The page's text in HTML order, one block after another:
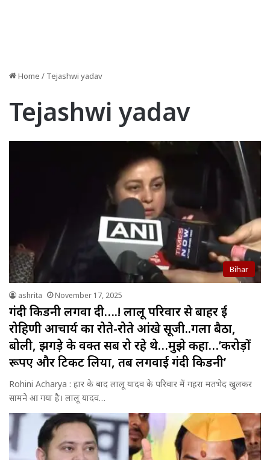
Home / Tejashwi yadav
Tejashwi yadav
Bihar
ashrita November 17, 2025
गंदी किडनी लगवा दी….! लालू परिवार से बाहर हुई
रोहिणी आचार्य का रोते-रोते आंखे सूजी..गला बैठा,
बोली, झगड़े के वक्त सब रो रहे थे…मुझे कहा…’करोड़ों
रूपए और टिकट लिया, तब लगवाई गंदी किडनी’
Rohini Acharya : हार के बाद लालू यादव के परिवार में गहरा मतभेद खुलकर
सामने आ गया है। लालू यादव…